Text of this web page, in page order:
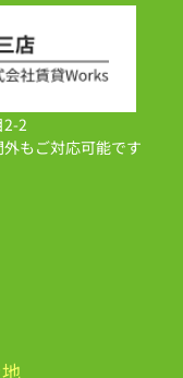
2-2
もご対応可能です